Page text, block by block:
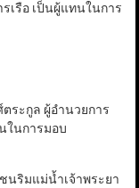
เรือ เป็นผู้แทนในการ
ระกูล ผู้อำนวยการ
ในการมอบ
นริมแม่น้ำเจ้าพระยา